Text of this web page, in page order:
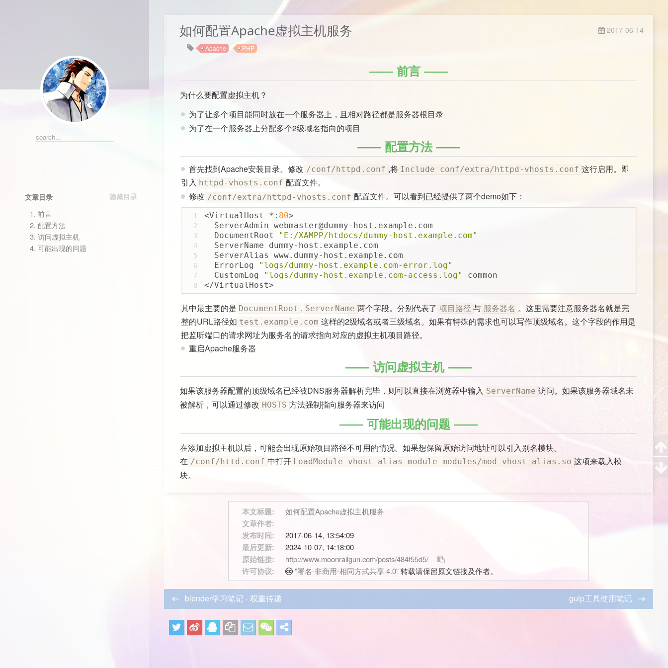
2017-06-14
如何配置Apache虚拟主机服务
Apache PHP
前言
为什么要配置虚拟主机？
为了让多个项目能同时放在一个服务器上，且相对路径都是服务器根目录
为了在一个服务器上分配多个2级域名指向的项目
配置方法
首先找到Apache安装目录。修改 /conf/httpd.conf ,将 Include conf/extra/httpd-vhosts.conf 这行启用。即
引入 httpd-vhosts.conf 配置文件。
修改 /conf/extra/httpd-vhosts.conf 配置文件。可以看到已经提供了两个demo如下：
1
2
3
4
5
6
7
8
<VirtualHost *: 80>
  ServerAdmin webmaster@dummy-host
.example .com
  DocumentRoot
"E:/XAMPP/htdocs/dummy-host.example.com"
  ServerName dummy-host
.example .com
  ServerAlias www
.dummy-host .example .com
  ErrorLog
"logs/dummy-host.example.com-error.log"
  CustomLog
"logs/dummy-host.example.com-access.log"
common
</VirtualHost>
其中最主要的是 DocumentRoot , ServerName 两个字段。分别代表了 项目路径 与 服务器名 。这里需要注意服务器名就是完
整的URL路径如 test.example.com 这样的2级域名或者三级域名。如果有特殊的需求也可以写作顶级域名。这个字段的作用是
把监听端口的请求网址为服务名的请求指向对应的虚拟主机项目路径。
重启Apache服务器
访问虚拟主机
如果该服务器配置的顶级域名已经被DNS服务器解析完毕，则可以直接在浏览器中输入 ServerName 访问。如果该服务器域名未
被解析，可以通过修改 HOSTS 方法强制指向服务器来访问
可能出现的问题
在添加虚拟主机以后，可能会出现原始项目路径不可用的情况。如果想保留原始访问地址可以引入别名模块。
在 /conf/httd.conf 中打开 LoadModule vhost_alias_module modules/mod_vhost_alias.so 这项来载入模
块。
本文标题: 如何配置Apache虚拟主机服务
文章作者:
发布时间:
2017-06-14, 13:54:09
最后更新: 2024-10-07, 14:18:00
原始链接: http://www.moonrailgun.com/posts/484f55d5/
许可协议: "署名-非商用-相同方式共享 4.0"转载请保留原文链接及作者。
blender学习笔记 - 权重传递 gulp工具使用笔记
文章目录
1. 前言
2. 配置方法
3. 访问虚拟主机
4. 可能出现的问题